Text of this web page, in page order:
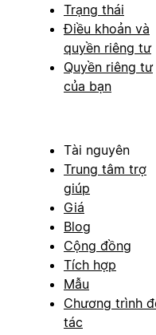
Trạng thái
Điều khoản và
quyền riêng tư
Quyền riêng tư
của bạn
Tài nguyên
Trung tâm trợ
giúp
Giá
Blog
Cộng đồng
Tích hợp
Mẫu
Chương trình
tác